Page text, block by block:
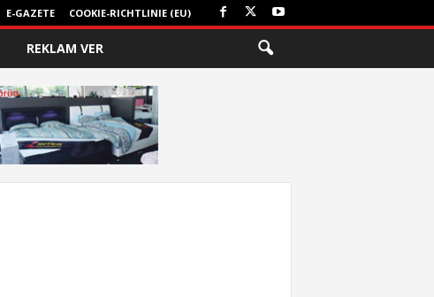
E-GAZETE COOKIE-RICHTLINIE (EU)
REKLAM VER